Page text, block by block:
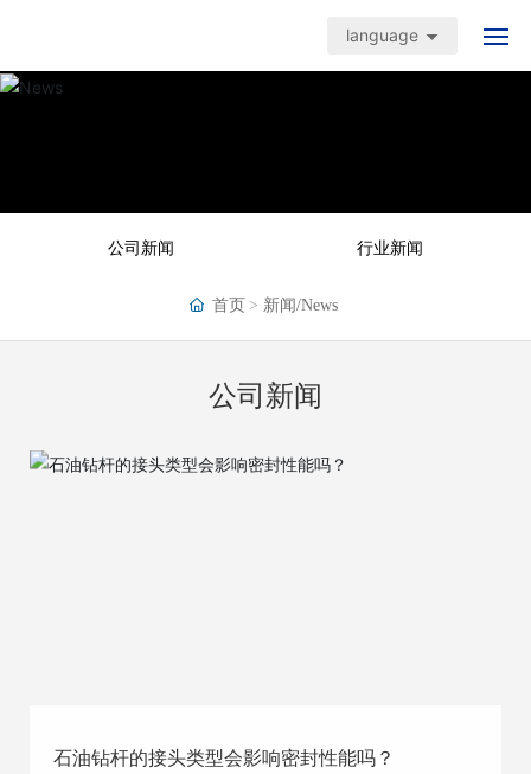
language
公司新闻 行业新闻
首页 新闻/News
公司新闻
石油钻杆的接头类型会影响密封性能吗？